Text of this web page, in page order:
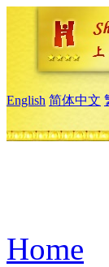
English 简体中文
Home